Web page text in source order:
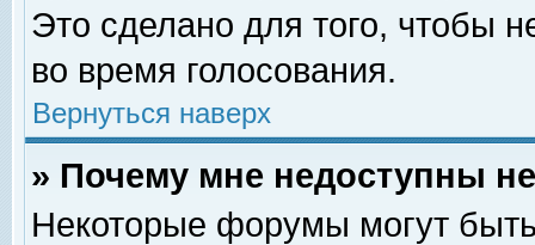
Это сделано для того, чтобы
во время голосования.
Вернуться наверх
» Почему мне недоступны
Некоторые форумы могут